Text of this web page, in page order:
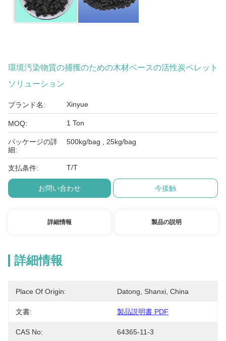
環境汚染物質の捕獲のための木材ベースの活性炭ペレット
ソリューション
ブランド名: Xinyue
MOQ: 1 Ton
パッケージの詳
細:
500kg/bag , 25kg/bag
支払条件: T/T
お問い合わせ 今接触
詳細情報 製品の説明
詳細情報
Place Of Origin: Datong, Shanxi, China
文書: 製品説明書 PDF
CAS No: 64365-11-3